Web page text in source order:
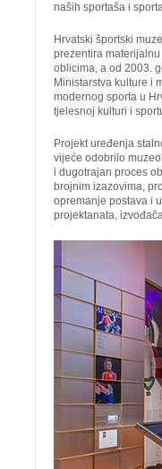
naših sportaša i
Hrvatski športski
prezentira
oblicima, a od 2003.
Ministarstva kulture i
modernog sporta u
tjelesnoj kulturi i
Projekt uređenja
vijeće odobrilo
i dugotrajan proces
brojnim izazovima,
opremanje postava i
projektanata,